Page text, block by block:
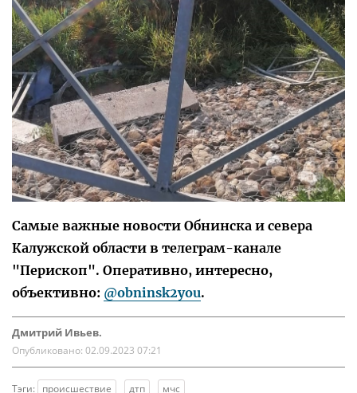
Самые важные новости Обнинска и севера
Калужской области в телеграм-канале
"Перископ". Оперативно, интересно,
объективно: @obninsk2you.
Дмитрий Ивьев.
Опубликовано: 02.09.2023 07:21
Тэги: происшествие дтп мчс